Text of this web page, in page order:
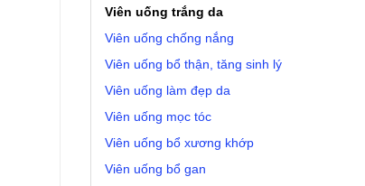
Viên uống trắng da
Viên uống chống nắng
Viên uống bổ thận, tăng sinh lý
Viên uống làm đẹp da
Viên uống mọc tóc
Viên uống bổ xương khớp
Viên uống bổ gan